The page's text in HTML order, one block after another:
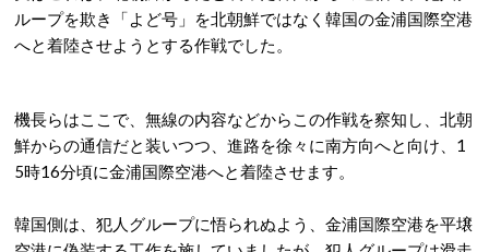
ループを欺き「よど号」を北朝鮮ではなく韓国の金浦国際空港
へと着陸させようとする作戦でした。
機長らはここで、無線の内容などからこの作戦を察知し、北朝
鮮からの通信だと装いつつ、進路を徐々に南方向へと向け、1
5時16分頃に金浦国際空港へと着陸させます。
韓国側は、犯人グループに悟られぬよう、金浦国際空港を平壌